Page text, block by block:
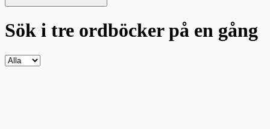
Sök i tre ordböckerpå en gång